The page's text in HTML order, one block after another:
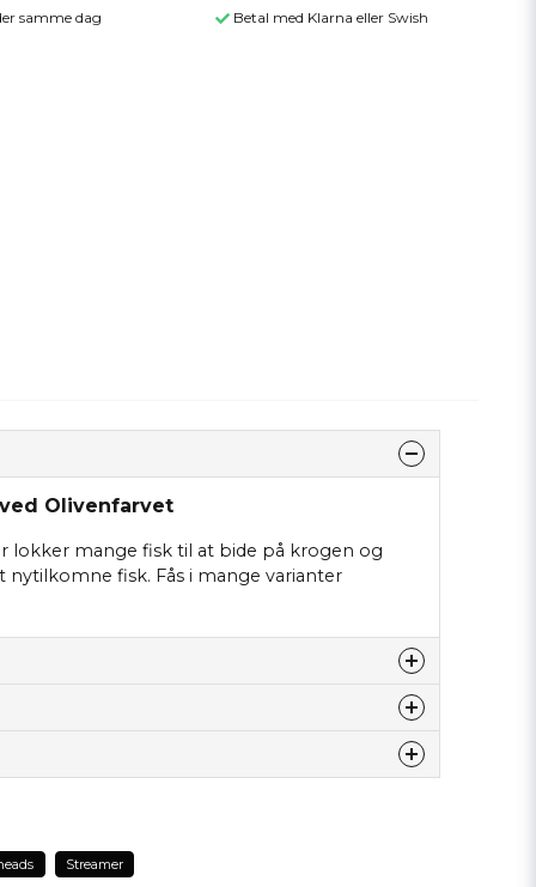
samme dag Betal med Klarna eller Swish
Olivenfarvet
lokker mange fisk til at bide på krogen og
nytilkomne fisk. Fås i mange varianter
binda den här modellen i brun färg? Denna
Streamer